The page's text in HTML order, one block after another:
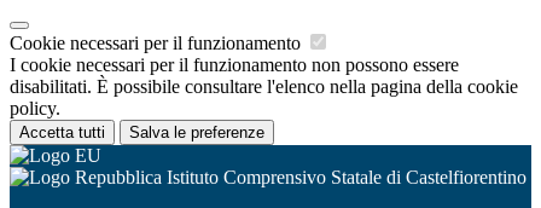
Cookie necessari per il funzionamento
I cookie necessari per il funzionamento non possono essere
disabilitati. È possibile consultare l'elenco nella pagina della cookie
policy.
Accetta tutti Salva le preferenze
Istituto Comprensivo Statale di Castelfiorentino